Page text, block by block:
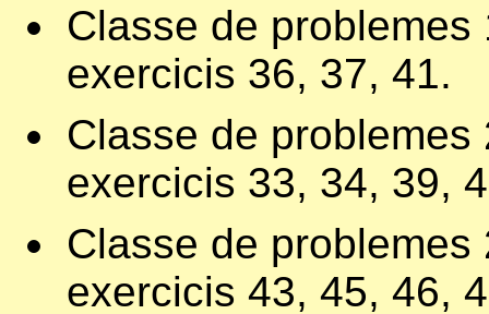
Classe de problemes
exercicis 36, 37, 41.
Classe de problemes
exercicis 33, 34, 39,
Classe de problemes
exercicis 43, 45, 46,